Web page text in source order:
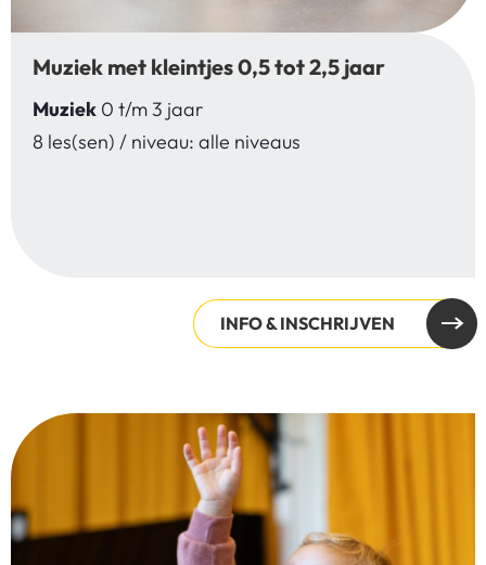
Muziek met kleintjes 0,5 tot 2,5 jaar
Muziek 0 t/m 3 jaar
8 les(sen) / niveau: alle niveaus
INFO & INSCHRIJVEN